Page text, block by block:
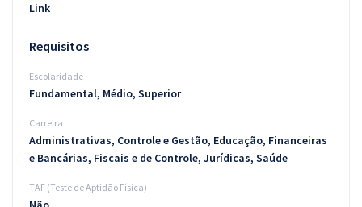
Link
Requisitos
Escolaridade
Fundamental, Médio, Superior
Carreira
Administrativas, Controle e Gestão, Educação, Financeiras
e Bancárias, Fiscais e de Controle, Jurídicas, Saúde
TAF (Teste de Aptidão Física)